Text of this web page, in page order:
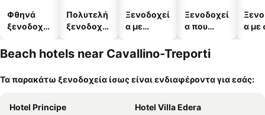
Φθηνά
ξενοδοχεί
Πολυτελή
ξενοδοχεί
Ξενοδοχεί
α με
Ξενοδοχεί
α που
κατοικίδι
α
α με
Beach hotels near Cavallino-Treporti
Τα παρακάτω ξενοδοχεία ίσως είναι ενδιαφέροντα για εσάς:
Hotel Principe
Hotel Villa Edera